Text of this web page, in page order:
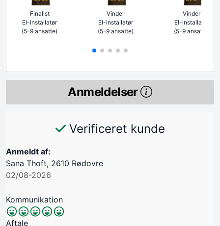
Finalist
El-installatør
(5-9 ansatte)
Vinder
El-installatør
(5-9 ansatte)
Vinder
El-installatør
(5-9 ansatte)
Anmeldelser
Verificeret kunde
Anmeldt af:
Sana Thoft, 2610 Rødovre
02/08-2026
Kommunikation
Aftale